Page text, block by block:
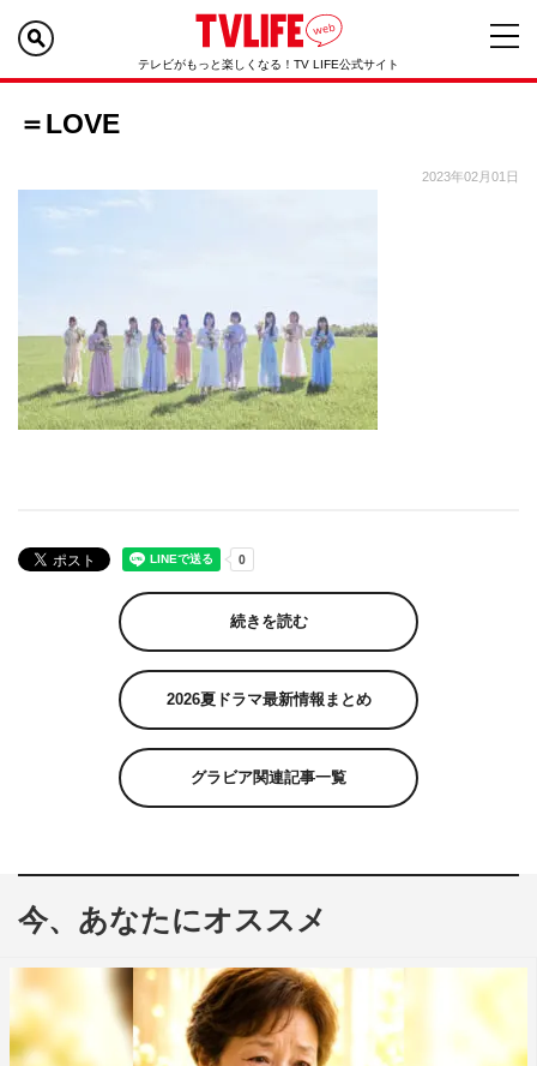
テレビがもっと楽しくなる！TV LIFE公式サイト
＝LOVE
2023年02月01日
続きを読む
2026夏ドラマ最新情報まとめ
グラビア関連記事一覧
今、あなたにオススメ